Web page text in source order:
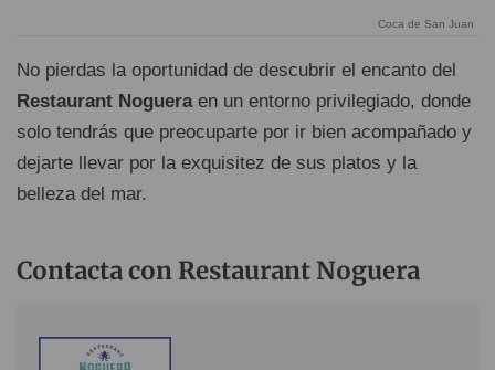
Coca de San Juan
No pierdas la oportunidad de descubrir el encanto del
Restaurant Nogueraen un entorno privilegiado, donde
solo tendrás que preocuparte por ir bien acompañado y
dejarte llevar por la exquisitez de sus platos y la
belleza del mar.
Contacta con Restaurant Noguera